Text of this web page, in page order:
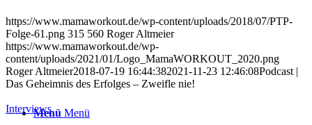
Menü Menü
https://www.mamaworkout.de/wp-content/uploads/2018/07/PTP-
Folge-61.png 315 560 Roger Altmeier
https://www.mamaworkout.de/wp-
content/uploads/2021/01/Logo_MamaWORKOUT_2020.png
Roger Altmeier2018-07-19 16:44:382021-11-23 12:46:08Podcast |
Das Geheimnis des Erfolges – Zweifle nie!
Interviews